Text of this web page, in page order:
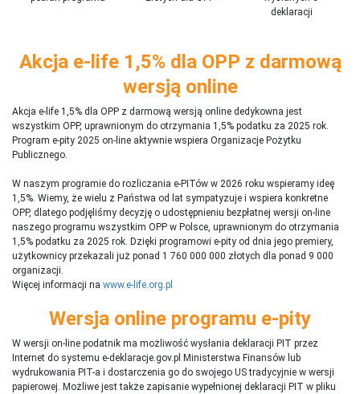
deklaracji
Akcja e-life 1,5% dla OPP z darmową
wersją online
Akcja e-life 1,5% dla OPP z darmową wersją online dedykowna jest
wszystkim OPP, uprawnionym do otrzymania 1,5% podatku za 2025 rok.
Program e-pity 2025 on-line aktywnie wspiera Organizacje Pożytku
Publicznego.
W naszym programie do rozliczania e-PITów w 2026 roku wspieramy ideę
1,5%. Wiemy, że wielu z Państwa od lat sympatyzuje i wspiera konkretne
OPP, dlatego podjęliśmy decyzję o udostępnieniu bezpłatnej wersji on-line
naszego programu wszystkim OPP w Polsce, uprawnionym do otrzymania
1,5% podatku za 2025 rok. Dzięki programowi e-pity od dnia jego premiery,
użytkownicy przekazali już ponad 1 760 000 000 złotych dla ponad 9 000
organizacji.
Więcej informacji na www.e-life.org.pl
Wersja online programu e-pity
W wersji on-line podatnik ma możliwość wysłania deklaracji PIT przez
Internet do systemu e-deklaracje.gov.pl Ministerstwa Finansów lub
wydrukowania PIT-a i dostarczenia go do swojego US tradycyjnie w wersji
papierowej. Możliwe jest także zapisanie wypełnionej deklaracji PIT w pliku